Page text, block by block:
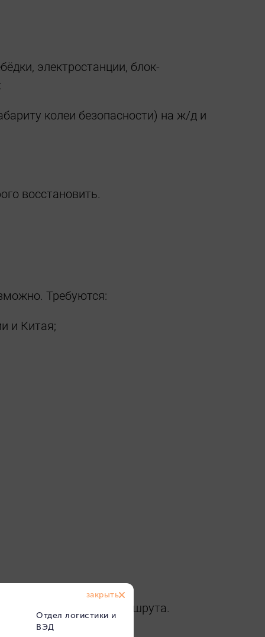
электростанции, блок-
колеи безопасности) на ж/д и
восстановить.
Требуются:
и Китая;
в зависимости от маршрута.